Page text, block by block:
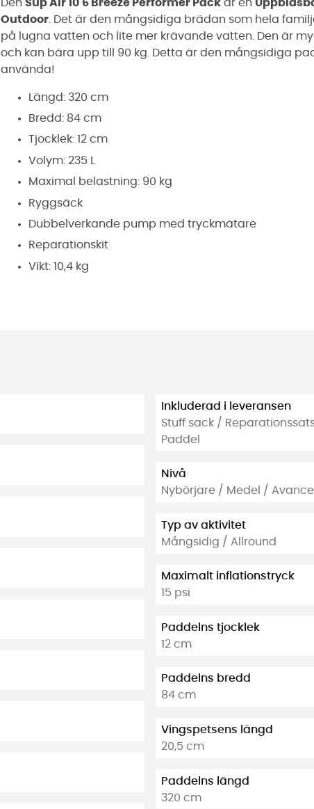
Den Sup Air 10'6 Breeze Performer Pack är en
Outdoor . Det är den mångsidiga brädan som hela
på lugna vatten och lite mer krävande vatten. Den är
och kan bära upp till 90 kg. Detta är den mångsidiga
använda!
Längd: 320 cm
Bredd: 84 cm
Tjocklek: 12 cm
Volym: 235 L
Maximal belastning: 90 kg
Ryggsäck
Dubbelverkande pump med tryckmätare
Reparationskit
Vikt: 10,4 kg
Inkluderad i leveransen
Stuff sack /
Paddel
Nivå
Nybörjare / Medel /
Typ av aktivitet
Mångsidig / Allround
Maximalt inflationstryck
15 psi
Paddelns tjocklek
12 cm
Paddelns bredd
84 cm
Vingspetsens längd
20,5 cm
Paddelns längd
320 cm